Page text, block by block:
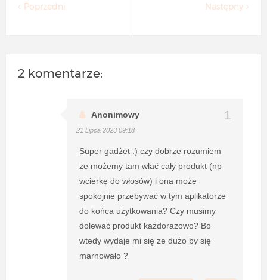
Następny
Poprzedni
2 komentarze:
Anonimowy
21 Lipca 2023 09:18
Super gadżet :) czy dobrze rozumiem
ze możemy tam wlać cały produkt (np
wcierkę do włosów) i ona może
spokojnie przebywać w tym aplikatorze
do końca użytkowania? Czy musimy
dolewać produkt każdorazowo? Bo
wtedy wydaje mi się ze dużo by się
marnowało ?